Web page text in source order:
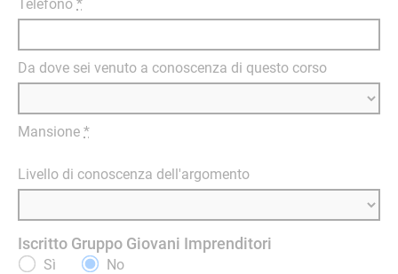
Telefono *
Da dove sei venuto a conoscenza di questo corso
Mansione *
Livello di conoscenza dell'argomento
Iscritto Gruppo Giovani Imprenditori
Sì No